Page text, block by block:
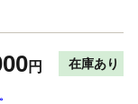
円 在庫あり